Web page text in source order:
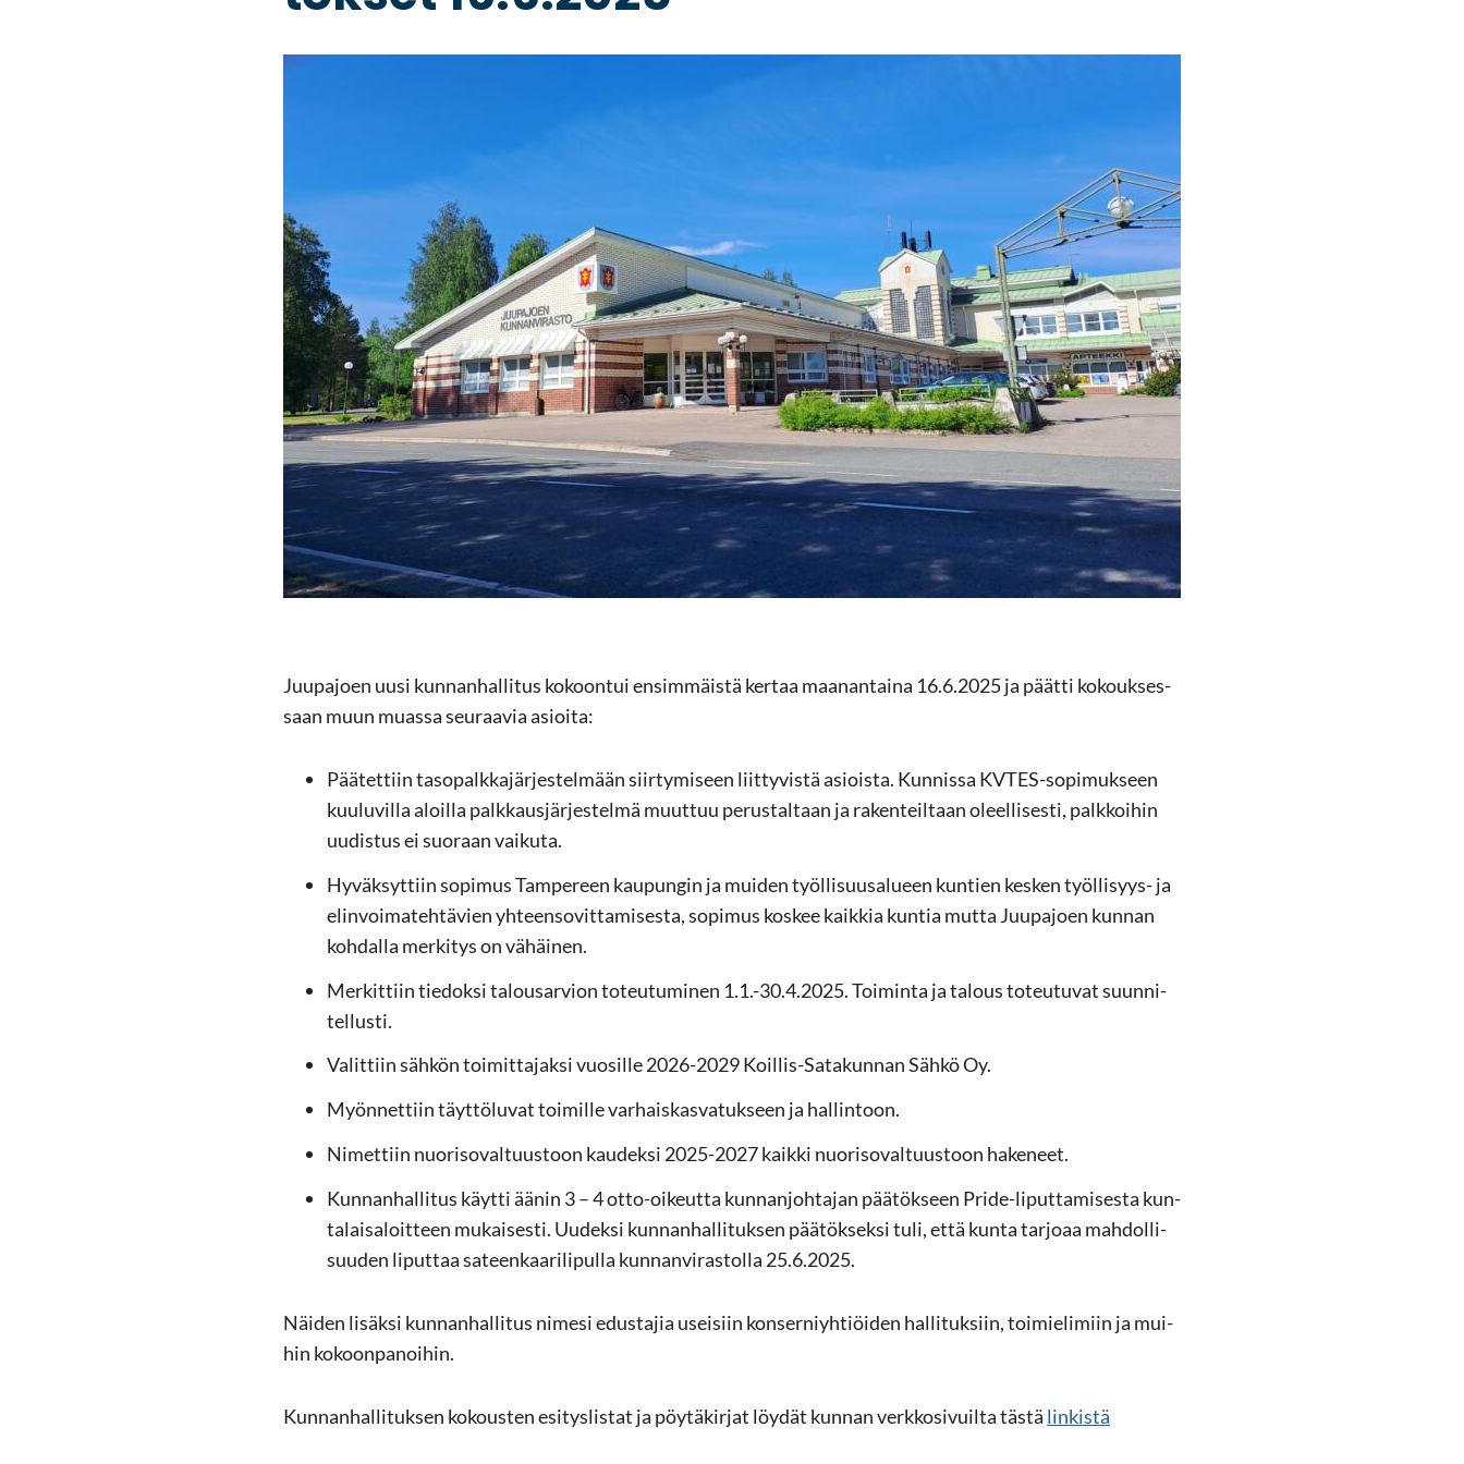
Juu­pa­joen uusi kun­nan­hal­li­tus ko­koon­tui en­sim­mäis­tä ker­taa maa­nan­tai­na 16.6.2025 ja päät­ti ko­kouk­ses­
saan muun muas­sa seu­raa­via asioi­ta:
Pää­tet­tiin ta­so­palk­ka­jär­jes­tel­mään siir­ty­mi­seen liit­ty­vis­tä asiois­ta. Kun­nis­sa KVTES-​sopimukseen
kuu­lu­vil­la aloil­la palk­kaus­jär­jes­tel­mä muut­tuu pe­rus­tal­taan ja ra­ken­teil­taan oleel­li­ses­ti, palk­koi­hin
uu­dis­tus ei suo­raan vai­ku­ta.
Hy­väk­syt­tiin so­pi­mus Tam­pe­reen kau­pun­gin ja mui­den työl­li­suusa­lu­een kun­tien kes­ken työllisyys-​ ja
elin­voi­ma­teh­tä­vien yh­teen­so­vit­ta­mi­ses­ta, so­pi­mus kos­kee kaik­kia kun­tia mutta Juu­pa­joen kun­nan
koh­dal­la mer­ki­tys on vä­häi­nen.
Mer­kit­tiin tie­dok­si ta­lous­ar­vion to­teu­tu­mi­nen 1.1.-30.4.2025. Toi­min­ta ja ta­lous to­teu­tu­vat suun­ni­
tel­lus­ti.
Va­lit­tiin säh­kön toi­mit­ta­jak­si vuo­sil­le 2026-2029 Koillis-​Satakunnan Sähkö Oy.
Myön­net­tiin täyt­tö­lu­vat toi­mil­le var­hais­kas­va­tuk­seen ja hal­lin­toon.
Ni­met­tiin nuo­ri­so­val­tuus­toon kau­dek­si 2025-2027 kaik­ki nuo­ri­so­val­tuus­toon ha­ke­neet.
Kun­nan­hal­li­tus käyt­ti äänin 3 – 4 otto-​oikeutta kun­nan­joh­ta­jan pää­tök­seen Pride-​liputtamisesta kun­
ta­lais­aloit­teen mu­kai­ses­ti. Uu­dek­si kun­nan­hal­li­tuk­sen pää­tök­sek­si tuli, että kunta tar­jo­aa mah­dol­li­
suu­den li­put­taa sa­teen­kaa­ri­li­pul­la kun­nan­vi­ras­tol­la 25.6.2025.
Näi­den li­säk­si kun­nan­hal­li­tus ni­me­si edus­ta­jia usei­siin kon­ser­niyh­tiöi­den hal­li­tuk­siin, toi­mie­li­miin ja mui­
hin ko­koon­pa­noi­hin.
Kun­nan­hal­li­tuk­sen ko­kous­ten esi­tys­lis­tat ja pöy­tä­kir­jat löy­dät kun­nan verk­ko­si­vuil­ta tästä lin­kis­tä